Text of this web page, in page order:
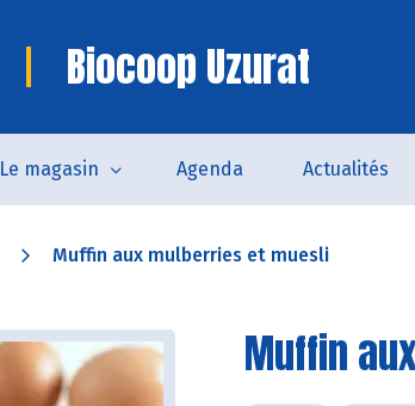
Biocoop Uzurat
Le magasin Agenda Actualités
Muffin aux mulberries et muesli
Muffin